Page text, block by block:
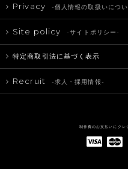
Privacy -個人情報の取扱いにつ
Site policy -サイトポリシー-
特定商取引法に基づく表示
Recruit -求人・採用情報-
制作費のお支払いにクレ